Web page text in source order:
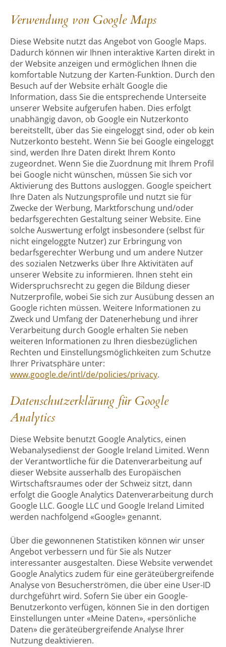
Verwendung von Google Maps
Diese Website nutzt das Angebot von Google Maps.
Dadurch können wir Ihnen interaktive Karten direkt in
der Website anzeigen und ermöglichen Ihnen die
komfortable Nutzung der Karten-Funktion. Durch den
Besuch auf der Website erhält Google die
Information, dass Sie die entsprechende Unterseite
unserer Website aufgerufen haben. Dies erfolgt
unabhängig davon, ob Google ein Nutzerkonto
bereitstellt, über das Sie eingeloggt sind, oder ob kein
Nutzerkonto besteht. Wenn Sie bei Google eingeloggt
sind, werden Ihre Daten direkt Ihrem Konto
zugeordnet. Wenn Sie die Zuordnung mit Ihrem Profil
bei Google nicht wünschen, müssen Sie sich vor
Aktivierung des Buttons ausloggen. Google speichert
Ihre Daten als Nutzungsprofile und nutzt sie für
Zwecke der Werbung, Marktforschung und/oder
bedarfsgerechten Gestaltung seiner Website. Eine
solche Auswertung erfolgt insbesondere (selbst für
nicht eingeloggte Nutzer) zur Erbringung von
bedarfsgerechter Werbung und um andere Nutzer
des sozialen Netzwerks über Ihre Aktivitäten auf
unserer Website zu informieren. Ihnen steht ein
Widerspruchsrecht zu gegen die Bildung dieser
Nutzerprofile, wobei Sie sich zur Ausübung dessen an
Google richten müssen. Weitere Informationen zu
Zweck und Umfang der Datenerhebung und ihrer
Verarbeitung durch Google erhalten Sie neben
weiteren Informationen zu Ihren diesbezüglichen
Rechten und Einstellungsmöglichkeiten zum Schutze
Ihrer Privatsphäre unter:
www.google.de/intl/de/policies/privacy.
Datenschutzerklärung für Google
Analytics
Diese Website benutzt Google Analytics, einen
Webanalysedienst der Google Ireland Limited. Wenn
der Verantwortliche für die Datenverarbeitung auf
dieser Website ausserhalb des Europäischen
Wirtschaftsraumes oder der Schweiz sitzt, dann
erfolgt die Google Analytics Datenverarbeitung durch
Google LLC. Google LLC und Google Ireland Limited
werden nachfolgend «Google» genannt.
Über die gewonnenen Statistiken können wir unser
Angebot verbessern und für Sie als Nutzer
interessanter ausgestalten. Diese Website verwendet
Google Analytics zudem für eine geräteübergreifende
Analyse von Besucherströmen, die über eine User-ID
durchgeführt wird. Sofern Sie über ein Google-
Benutzerkonto verfügen, können Sie in den dortigen
Einstellungen unter «Meine Daten», «persönliche
Daten» die geräteübergreifende Analyse Ihrer
Nutzung deaktivieren.